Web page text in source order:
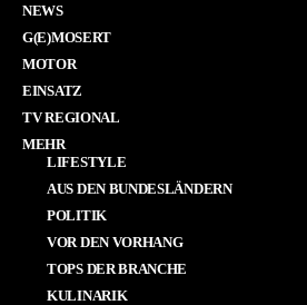
NEWS
G(E)MOSERT
MOTOR
EINSATZ
TV REGIONAL
MEHR
LIFESTYLE
AUS DEN BUNDESLÄNDERN
POLITIK
VOR DEN VORHANG
TOPS DER BRANCHE
KULINARIK